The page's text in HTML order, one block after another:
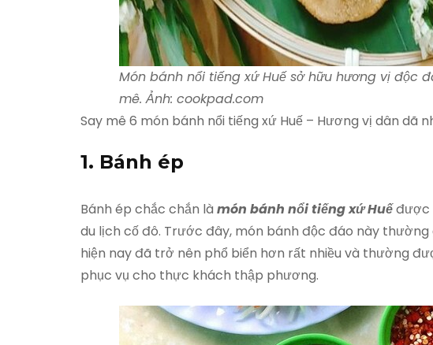
Món bánh nổi tiếng xứ Huế sở hữu hương vị độc
mê. Ảnh: cookpad.com
Say mê 6 món bánh nổi tiếng xứ Huế – Hương vị dân dã
1. Bánh ép
Bánh ép chắc chắn là món bánh nổi tiếng xứ Huếđược
du lịch cố đô. Trước đây, món bánh độc đáo này thường
hiện nay đã trở nên phổ biển hơn rất nhiều và thường
phục vụ cho thực khách thập phương.